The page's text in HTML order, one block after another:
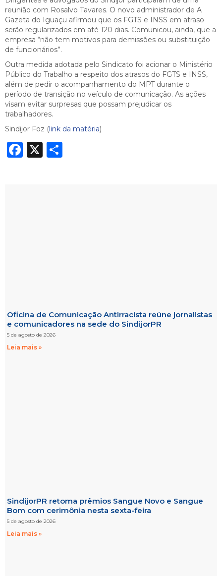
reunião com Rosalvo Tavares. O novo administrador de A
Gazeta do Iguaçu afirmou que os FGTS e INSS em atraso
serão regularizados em até 120 dias. Comunicou, ainda, que a
empresa “não tem motivos para demissões ou substituição
de funcionários”.
Outra medida adotada pelo Sindicato foi acionar o Ministério
Público do Trabalho a respeito dos atrasos do FGTS e INSS,
além de pedir o acompanhamento do MPT durante o
período de transição no veículo de comunicação. As ações
visam evitar surpresas que possam prejudicar os
trabalhadores.
Sindijor Foz (link da matéria)
Facebook
X
Oficina de Comunicação Antirracista reúne jornalistas
e comunicadores na sede do SindijorPR
5 de agosto de 2026
Leia mais »
SindijorPR retoma prêmios Sangue Novo e Sangue
Bom com cerimônia nesta sexta-feira
5 de agosto de 2026
Leia mais »